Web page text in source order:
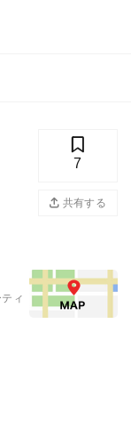
7
共有する
ィ